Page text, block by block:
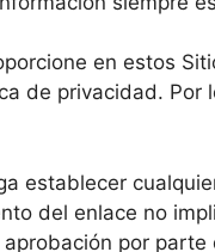
en estos
de privacidad.
establecer
del enlace no
por